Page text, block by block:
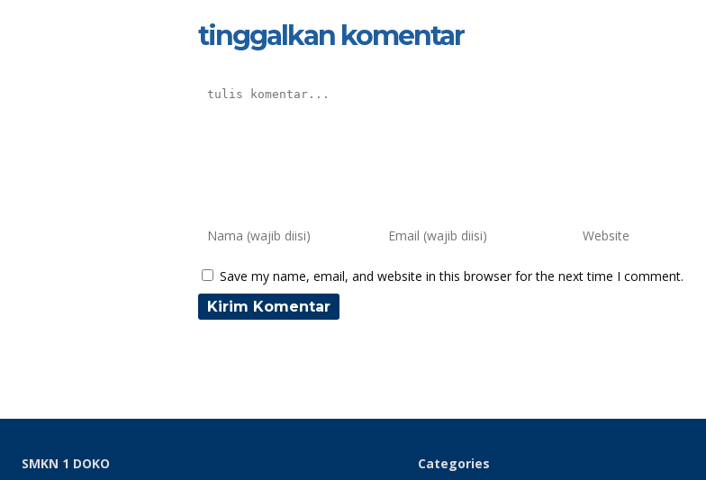
tinggalkan komentar
Save my name, email, and website in this browser for the next time I comment.
SMKN 1 DOKO Categories